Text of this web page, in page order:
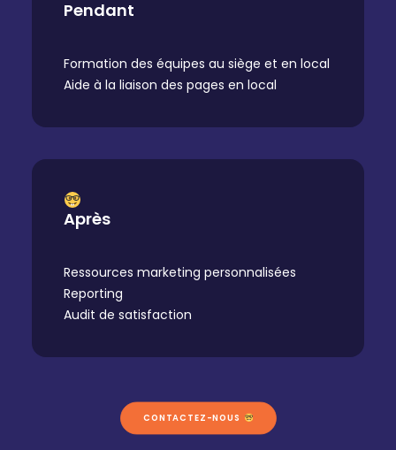
Pendant
Formation des équipes au siège et en local
Aide à la liaison des pages en local
Après
Ressources marketing personnalisées
Reporting
Audit de satisfaction
CONTACTEZ-NOUS